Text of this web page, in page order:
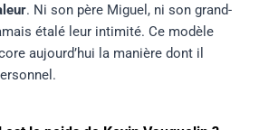
. Ni son père Miguel, ni son grand-
étalé leur intimité. Ce modèle
aujourd’hui la manière dont il